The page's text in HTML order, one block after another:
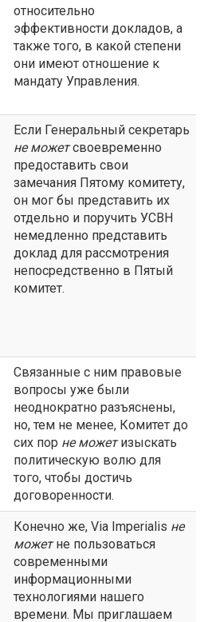
относительно
эффективности докладов, а
также того, в какой степени
они имеют отношение к
мандату Управления.
Если Генеральный секретарь
неможетсвоевременно
предоставить свои
замечания Пятому комитету,
он мог бы представить их
отдельно и поручить УСВН
немедленно представить
доклад для рассмотрения
непосредственно в Пятый
комитет.
Связанные с ним правовые
вопросы уже были
неоднократно разъяснены,
но, тем не менее, Комитет до
сих пор не можетизыскать
политическую волю для
того, чтобы достичь
договоренности.
Конечно же, Via Imperialis не
можетне пользоваться
современными
информационными
технологиями нашего
времени. Мы приглашаем